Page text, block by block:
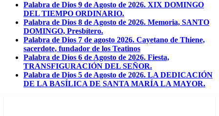
Palabra de Dios 9 de Agosto de 2026. XIX DOMINGO
DEL TIEMPO ORDINARIO.
Palabra de Dios 8 de Agosto de 2026. Memoria, SANTO
DOMINGO, Presbítero.
Palabra de Dios 7 de agosto 2026. Cayetano de Thiene,
sacerdote, fundador de los Teatinos
Palabra de Dios 6 de Agosto de 2026. Fiesta,
TRANSFIGURACIÓN DEL SEÑOR.
Palabra de Dios 5 de Agosto de 2026. LA DEDICACIÓN
DE LA BASÍLICA DE SANTA MARÍA LA MAYOR.